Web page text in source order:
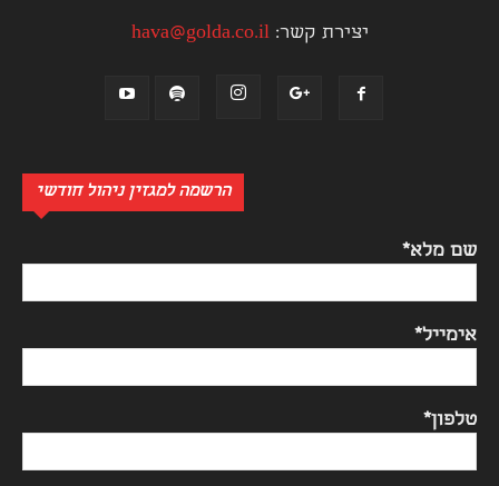
יצירת קשר:hava@golda.co.il
הרשמה למגזין ניהול חודשי
שם מלא*
אימייל*
טלפון*